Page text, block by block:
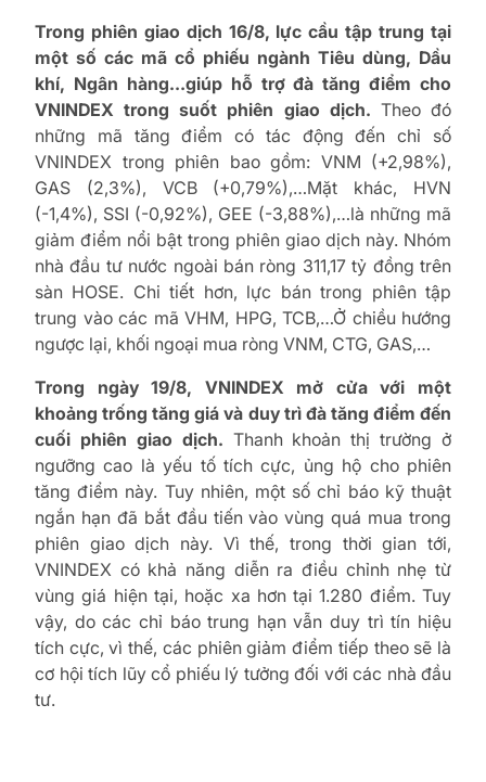
Trong phiên giao dịch 16/8, lực cầu tập trung tại
một số các mã cổ phiếu ngành Tiêu dùng, Dầu
khí, Ngân hàng…giúp hỗ trợ đà tăng điểm cho
VNINDEX trong suốt phiên giao dịch. Theo đó
những mã tăng điểm có tác động đến chỉ số
VNINDEX trong phiên bao gồm: VNM (+2,98%),
GAS (2,3%), VCB (+0,79%),…Mặt khác, HVN
(-1,4%), SSI (-0,92%), GEE (-3,88%),…là những mã
giảm điểm nổi bật trong phiên giao dịch này. Nhóm
nhà đầu tư nước ngoài bán ròng 311,17 tỷ đồng trên
sàn HOSE. Chi tiết hơn, lực bán trong phiên tập
trung vào các mã VHM, HPG, TCB,…Ở chiều hướng
ngược lại, khối ngoại mua ròng VNM, CTG, GAS,…
Trong ngày 19/8, VNINDEX mở cửa với một
khoảng trống tăng giá và duy trì đà tăng điểm đến
cuối phiên giao dịch. Thanh khoản thị trường ở
ngưỡng cao là yếu tố tích cực, ủng hộ cho phiên
tăng điểm này. Tuy nhiên, một số chỉ báo kỹ thuật
ngắn hạn đã bắt đầu tiến vào vùng quá mua trong
phiên giao dịch này. Vì thế, trong thời gian tới,
VNINDEX có khả năng diễn ra điều chỉnh nhẹ từ
vùng giá hiện tại, hoặc xa hơn tại 1.280 điểm. Tuy
vậy, do các chỉ báo trung hạn vẫn duy trì tín hiệu
tích cực, vì thế, các phiên giảm điểm tiếp theo sẽ là
cơ hội tích lũy cổ phiếu lý tưởng đối với các nhà đầu
tư.